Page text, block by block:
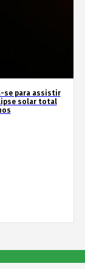
se para assistir
solar total